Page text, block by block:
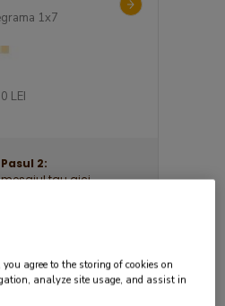
1x7
LEI
Pasul 2:
tau aici
agree to the storing of cookies on
analyze site usage, and assist in